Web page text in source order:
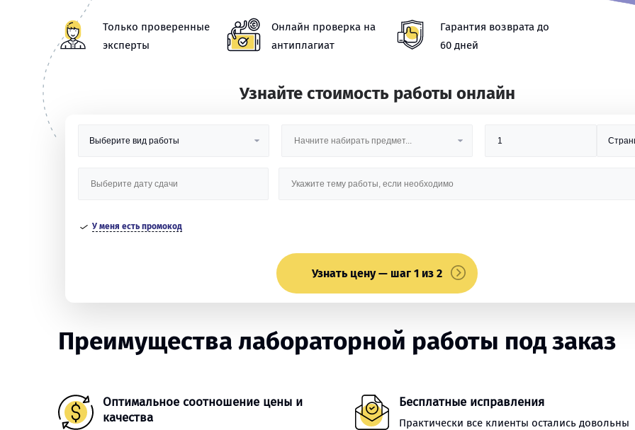
Только проверенные
эксперты
Онлайн проверка на
антиплагиат
Гарантия возврата до
60 дней
Узнайте стоимость работы онлайн
У меня есть промокод
Узнать цену — шаг 1 из 2
Преимущества лабораторной работы под заказ
Оптимальное соотношение цены и
качества
Бесплатные исправления
Практически все клиенты остались довольны